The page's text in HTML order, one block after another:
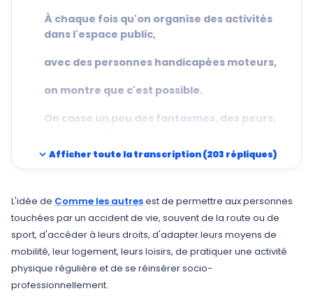
À chaque fois qu'on organise des activités
dans l'espace public,
avec des personnes handicapées moteurs,
on montre que c'est possible.
On casse un peu des fantasmes, des peurs,
des uns et des autres par le concret.
celles et ceux
expand_more Afficher toute la transcription (203 répliques)
L'idée de Comme les autresest de permettre aux personnes
touchées par un accident de vie, souvent de la route ou de
sport, d'accéder à leurs droits, d'adapter leurs moyens de
mobilité, leur logement, leurs loisirs, de pratiquer une activité
physique régulière et de se réinsérer socio-
professionnellement.